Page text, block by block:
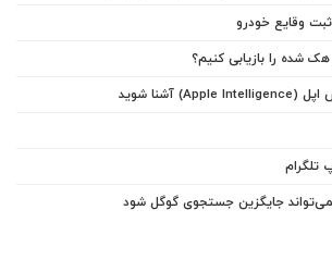
وقایع خودرو
شده را بازیابی کنیم؟
تلگرام
جایگزین جستجوی گوگل شود